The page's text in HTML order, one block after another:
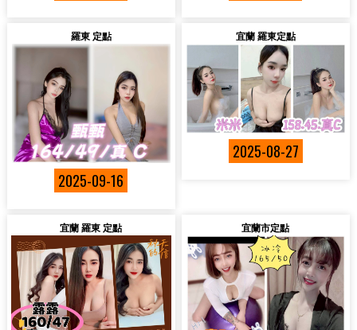
羅東 定點
2025-09-16
宜蘭 羅東定點
2025-08-27
宜蘭 羅東 定點 宜蘭市定點